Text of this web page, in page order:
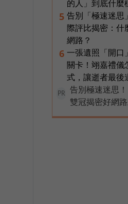
的人」到底什麼
5 告別「極速迷
際評比揭密：什
網路？
6 一張遺照「開口
關卡！翊嘉禮儀
式，讓逝者最後
PR
告別極速迷思
雙冠揭密好網